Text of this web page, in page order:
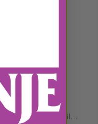
Husqvarna
(H20) Husqvarna
fingerbeskytter (ikke til